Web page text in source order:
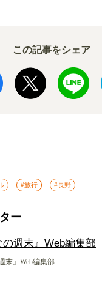
この記事をシェア
#旅行 #長野
ー
の週末』Web編集部
末』Web編集部